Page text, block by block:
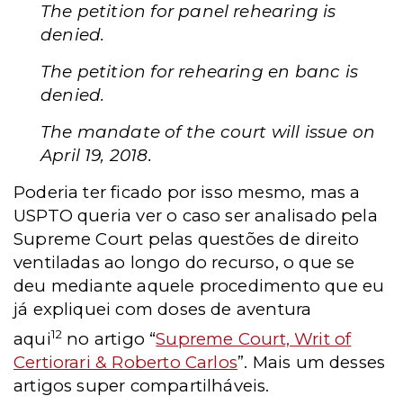
The petition for panel rehearing is
denied.
The petition for rehearing en banc is
denied.
The mandate of the court will issue on
April 19, 2018.
Poderia ter ficado por isso mesmo, mas a
USPTO queria ver o caso ser analisado pela
Supreme Court pelas questões de direito
ventiladas ao longo do recurso, o que se
deu mediante aquele procedimento que eu
já expliquei com doses de aventura
aqui12 no artigo “Supreme Court, Writ of
Certiorari & Roberto Carlos”. Mais um desses
artigos super compartilháveis.